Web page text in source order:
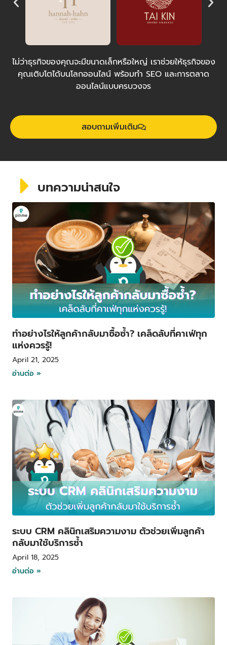
ไม่ว่าธุรกิจของคุณจะมีขนาดเล็กหรือใหญ่ เราช่วยให้ธุรกิจของ
คุณเติบโตได้บนโลกออนไลน์ พร้อมทำ SEO และการตลาด
ออนไลน์แบบครบวงจร
สอบถามเพิ่มเติม
บทความน่าสนใจ
ทำอย่างไรให้ลูกค้ากลับมาซื้อซ้ำ? เคล็ดลับที่คาเฟ่ทุก
แห่งควรรู้!
April 21, 2025
อ่านต่อ »
ระบบ CRM คลินิกเสริมความงาม ตัวช่วยเพิ่มลูกค้า
กลับมาใช้บริการซ้ำ
April 18, 2025
อ่านต่อ »
a
g
e
a
g
e
a
g
e
P
a
g
e
P
a
g
e